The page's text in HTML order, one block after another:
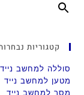
קטגוריות
סוללה למחשב נייד
מטען למחשב נייד
מסך למחשב נייד